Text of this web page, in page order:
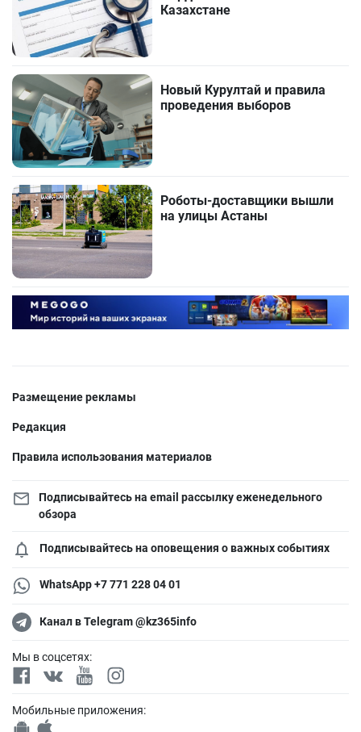
Казахстане
Новый Курултай и правила
проведения выборов
Роботы-доставщики вышли
на улицы Астаны
Размещение рекламы
Редакция
Правила использования материалов
Подписывайтесь на email рассылку еженедельного
обзора
Подписывайтесь на оповещения о важных событиях
WhatsApp +7 771 228 04 01
Канал в Telegram @kz365info
Мы в соцсетях:
Мобильные приложения: